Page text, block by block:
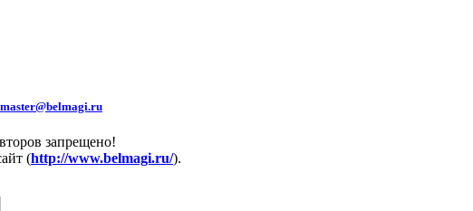
запрещено!
(http://www.belmagi.ru/).